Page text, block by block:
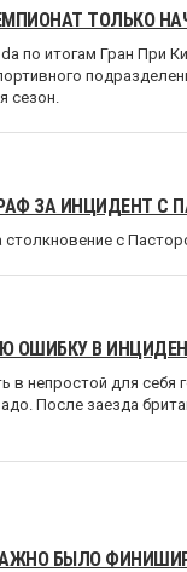
ТОЛЬКО
по итогам Гран При
сезон.
ЗА ИНЦИДЕНТ С
с
ОШИБКУ В
непростой для себя
После заезда
БЫЛО